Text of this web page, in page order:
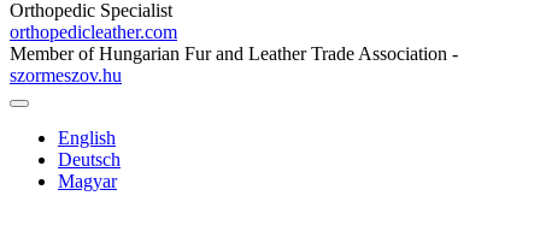
Orthopedic Specialist
orthopedicleather.com
Member of Hungarian Fur and Leather Trade Association -
szormeszov.hu
English
Deutsch
Magyar